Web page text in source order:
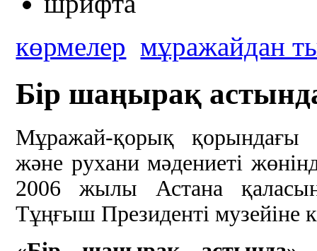
көрмелер мұражайдан
Бір шаңырақ
Мұражай-қорық
және рухани мәдениеті
2006 жылы Астана
Тұңғыш Президенті музейіне